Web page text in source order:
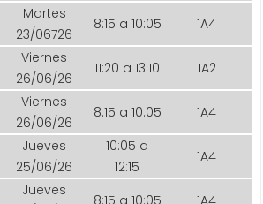
Martes
23/06726
8:15 a 10:05 1A4
Viernes
26/06/26
11:20 a 13:10 1A2
Viernes
26/06/26
8:15 a 10:05 1A4
Jueves
25/06/26
10:05 a
12:15
1A4
Jueves
8:15 a 10:05 1A4